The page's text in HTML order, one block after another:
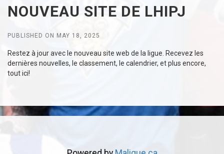
NOUVEAU SITE DE LHIPJ
PUBLISHED ON MAY 18, 2025
Restez à jour avec le nouveau site web de la ligue. Recevez les
dernières nouvelles, le classement, le calendrier, et plus encore,
tout ici!